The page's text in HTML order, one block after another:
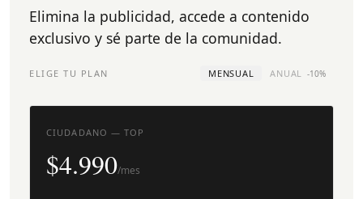
Elimina la publicidad, accede a contenido
exclusivo y sé parte de la comunidad.
ELIGE TU PLAN MENSUAL ANUAL -10%
CIUDADANO — TOP
$4.990/mes